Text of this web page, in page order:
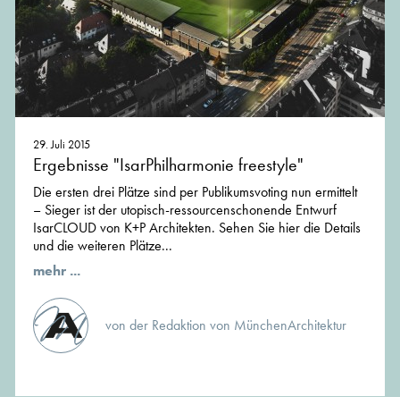
29. Juli 2015
Ergebnisse "IsarPhilharmonie freestyle"
Die ersten drei Plätze sind per Publikumsvoting nun ermittelt
– Sieger ist der utopisch-ressourcenschonende Entwurf
IsarCLOUD von K+P Architekten. Sehen Sie hier die Details
und die weiteren Plätze...
mehr ...
von der Redaktion von MünchenArchitektur